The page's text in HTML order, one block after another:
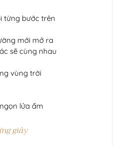
từng bước trên
mới mở ra
sẽ cùng nhau
vùng trời
lửa ấm
giây